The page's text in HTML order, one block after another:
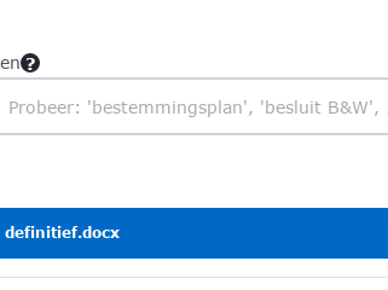
definitief.docx